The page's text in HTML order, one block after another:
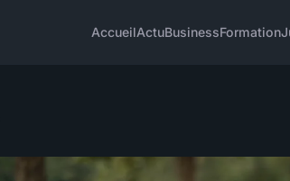
AccueilActuBusinessFormation